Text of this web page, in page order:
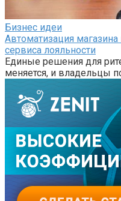
Бизнес идеи
Автоматизация
сервиса лояльности
Единые решения для
меняется, и владельцы